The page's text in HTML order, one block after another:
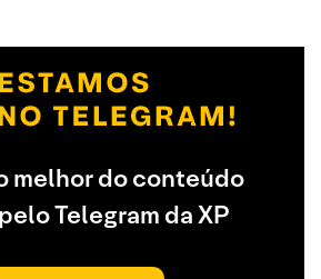
melhor do conteúdo
Telegram da XP